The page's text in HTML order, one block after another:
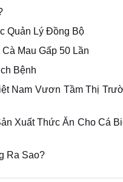
Quản Lý Đồng Bộ
Mau Gấp 50 Lần
Bệnh
Nam Vươn Tầm Thị
Xuất Thức Ăn Cho Cá
Ra Sao?